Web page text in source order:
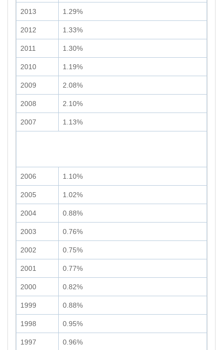
2013 1.29%
2012 1.33%
2011 1.30%
2010 1.19%
2009 2.08%
2008 2.10%
2007 1.13%
2006 1.10%
2005 1.02%
2004 0.88%
2003 0.76%
2002 0.75%
2001 0.77%
2000 0.82%
1999 0.88%
1998 0.95%
1997 0.96%